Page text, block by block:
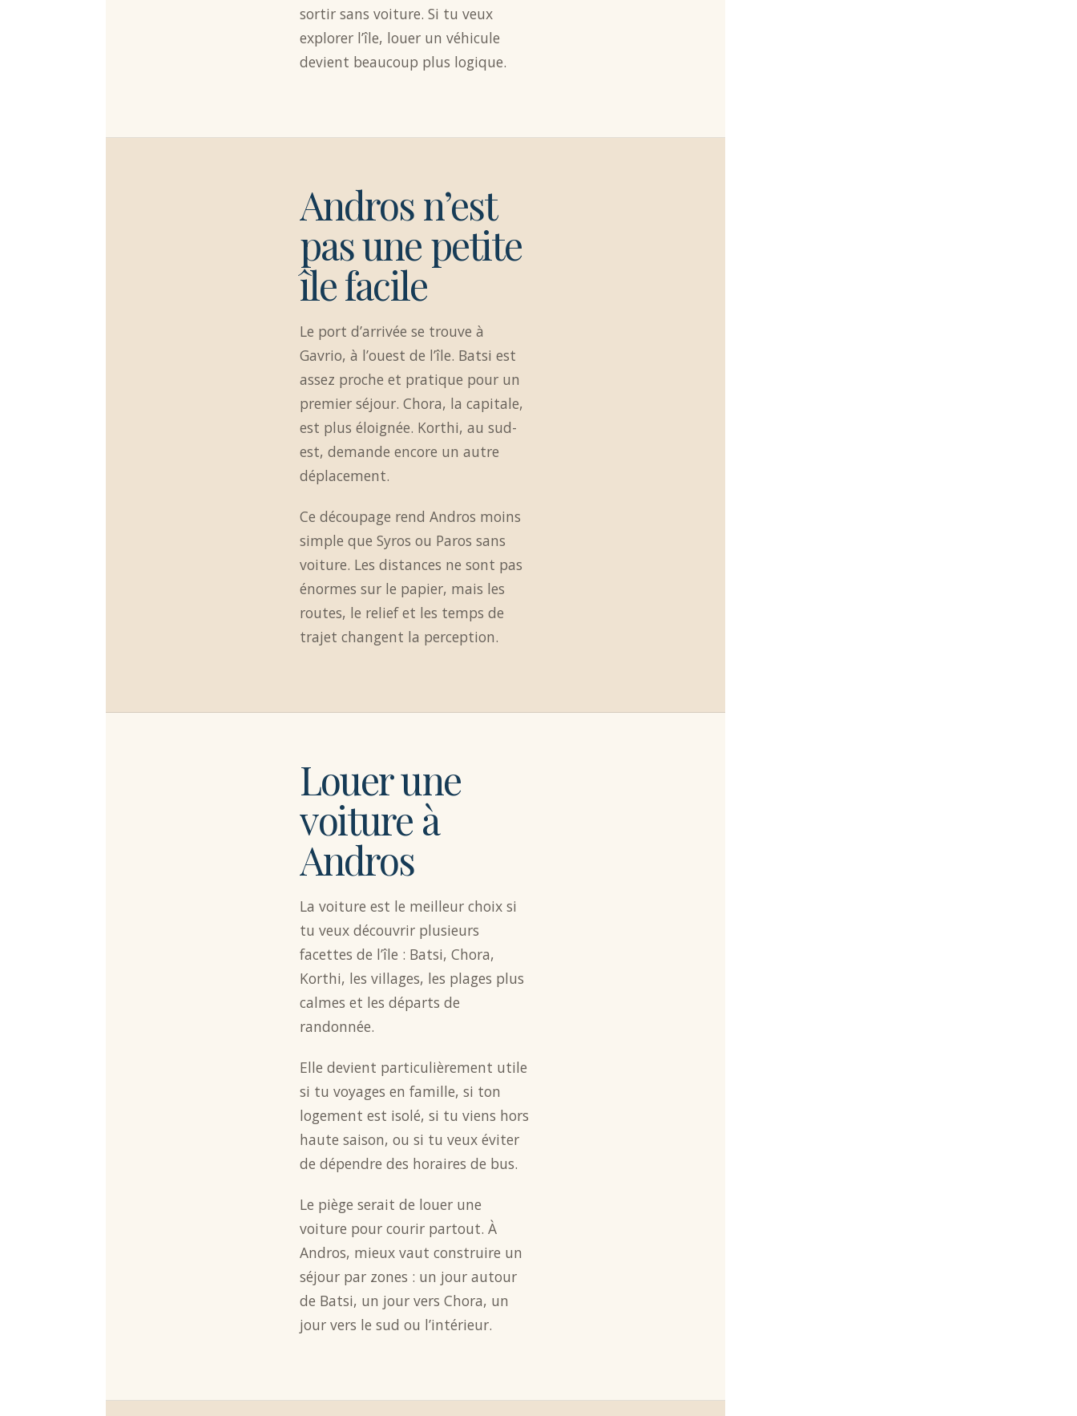
sortir sans voiture. Si tu veux
explorer l’île, louer un véhicule
devient beaucoup plus logique.
Andros n’est
pas une petite
île facile
Le port d’arrivée se trouve à
Gavrio, à l’ouest de l’île. Batsi est
assez proche et pratique pour un
premier séjour. Chora, la capitale,
est plus éloignée. Korthi, au sud-
est, demande encore un autre
déplacement.
Ce découpage rend Andros moins
simple que Syros ou Paros sans
voiture. Les distances ne sont pas
énormes sur le papier, mais les
routes, le relief et les temps de
trajet changent la perception.
Louer une
voiture à
Andros
La voiture est le meilleur choix si
tu veux découvrir plusieurs
facettes de l’île : Batsi, Chora,
Korthi, les villages, les plages plus
calmes et les départs de
randonnée.
Elle devient particulièrement utile
si tu voyages en famille, si ton
logement est isolé, si tu viens hors
haute saison, ou si tu veux éviter
de dépendre des horaires de bus.
Le piège serait de louer une
voiture pour courir partout. À
Andros, mieux vaut construire un
séjour par zones : un jour autour
de Batsi, un jour vers Chora, un
jour vers le sud ou l’intérieur.